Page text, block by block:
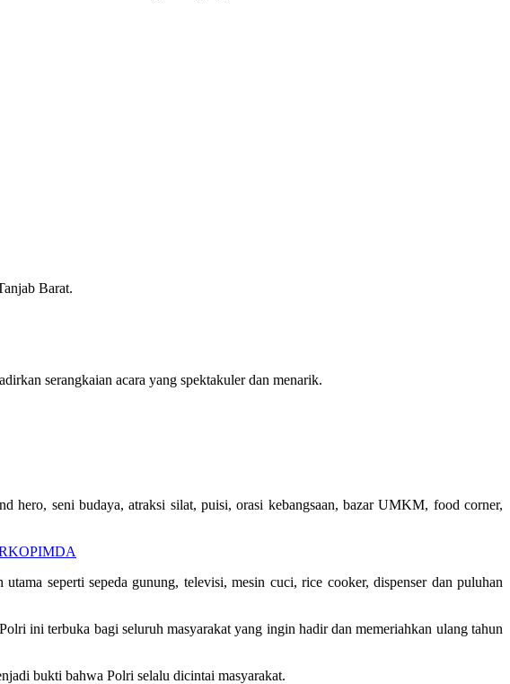
Barat.
serangkaian acara yang spektakuler dan menarik.
hero, seni budaya, atraksi silat, puisi, orasi kebangsaan, bazar UMKM, food corner,
seperti sepeda gunung, televisi, mesin cuci, rice cooker, dispenser dan puluhan
ini terbuka bagi seluruh masyarakat yang ingin hadir dan memeriahkan ulang tahun
bukti bahwa Polri selalu dicintai masyarakat.